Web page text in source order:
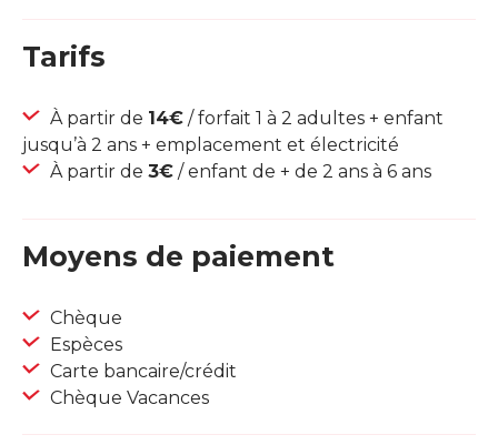
Tarifs
À partir de 14€ / forfait 1 à 2 adultes + enfant
jusqu’à 2 ans + emplacement et électricité
À partir de 3€ / enfant de + de 2 ans à 6 ans
Moyens de paiement
Chèque
Espèces
Carte bancaire/crédit
Chèque Vacances